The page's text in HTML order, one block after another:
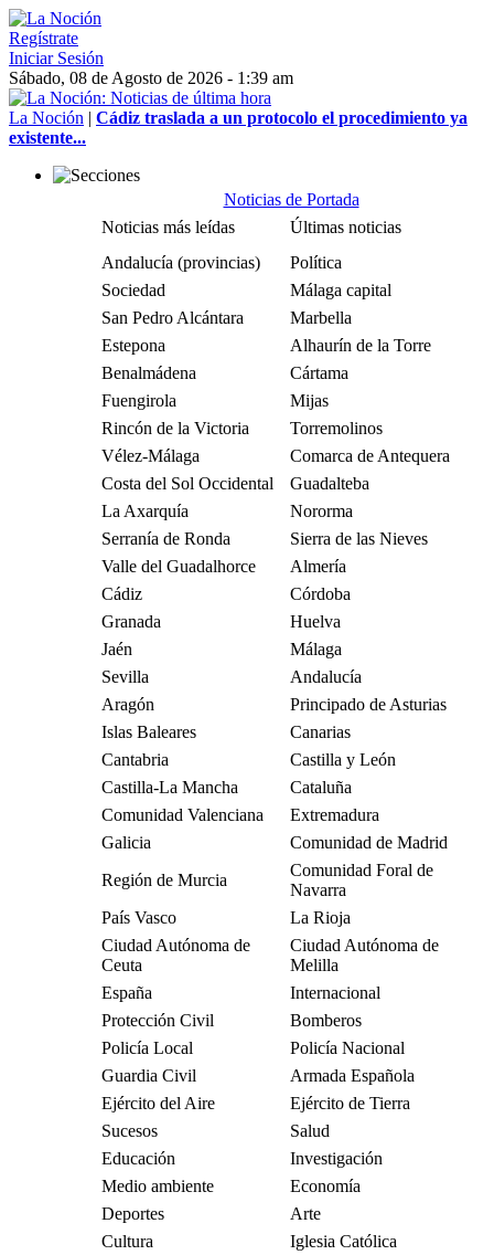
Regístrate
Iniciar Sesión
Sábado, 08 de Agosto de 2026 - 1:39 am
La Noción | Cádiz traslada a un protocolo el procedimiento ya
existente...
Noticias de Portada
Noticias más leídas
Últimas noticias
Andalucía (provincias)
Política
Sociedad
Málaga capital
San Pedro Alcántara
Marbella
Estepona
Alhaurín de la Torre
Benalmádena
Cártama
Fuengirola
Mijas
Rincón de la Victoria
Torremolinos
Vélez-Málaga
Comarca de Antequera
Costa del Sol Occidental
Guadalteba
La Axarquía
Nororma
Serranía de Ronda
Sierra de las Nieves
Valle del Guadalhorce
Almería
Cádiz
Córdoba
Granada
Huelva
Jaén
Málaga
Sevilla
Andalucía
Aragón
Principado de Asturias
Islas Baleares
Canarias
Cantabria
Castilla y León
Castilla-La Mancha
Cataluña
Comunidad Valenciana
Extremadura
Galicia
Comunidad de Madrid
Región de Murcia
Comunidad Foral de
Navarra
País Vasco
La Rioja
Ciudad Autónoma de
Ceuta
Ciudad Autónoma de
Melilla
España
Internacional
Protección Civil
Bomberos
Policía Local
Policía Nacional
Guardia Civil
Armada Española
Ejército del Aire
Ejército de Tierra
Sucesos
Salud
Educación
Investigación
Medio ambiente
Economía
Deportes
Arte
Cultura
Iglesia Católica